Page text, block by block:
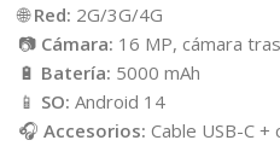
🌐Red: 2G/3G/4G
📷 Cámara: 16 MP, cámara
🔋 Batería: 5000 mAh
📱 SO: Android 14
🎧 Accesorios: Cable USB-C